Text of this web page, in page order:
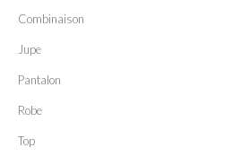
Combinaison
Jupe
Pantalon
Robe
Top